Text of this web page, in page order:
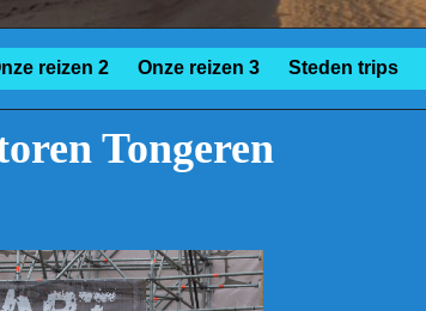
reizen 2 Onze reizen 3 Steden trips
Tongeren